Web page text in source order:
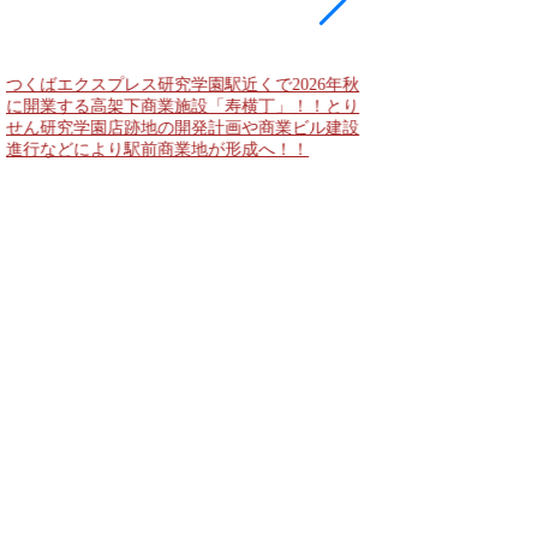
つくばエクスプレス研究学園駅近くで2026年秋
に開業する高架下商業施設「寿横丁」！！とり
せん研究学園店跡地の開発計画や商業ビル建設
進行などにより駅前商業地が形成へ！！